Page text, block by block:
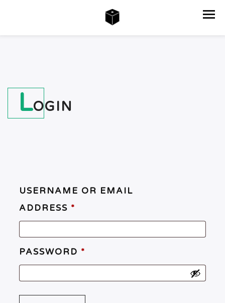
LOGIN
USERNAME OR EMAIL
ADDRESS *
PASSWORD *